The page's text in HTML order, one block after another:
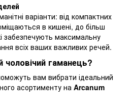
варіанти: від компактних
в кишені, до більш
забезпечують максимальну
всіх ваших важливих речей.
чоловічий гаманець?
вам вибрати ідеальний
асортименту на Arcanum